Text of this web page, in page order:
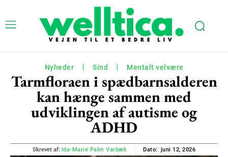
Nyheder Sind Mentalt velvære
Tarmfloraen i spædbarnsalderen
kan hænge sammen med
udviklingen af autisme og
ADHD
Skrevet af: Ida-Marie Palm Varbæk Dato: juni 12, 2026